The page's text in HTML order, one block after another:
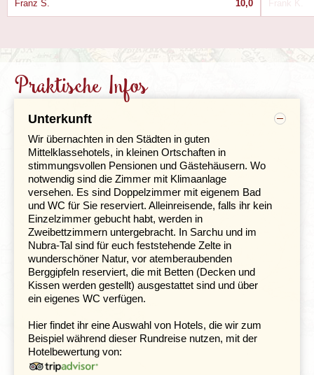
Sehenswert sind u.a. auch das buddhistische Kloster
und die etwas tiefer gelegene Bibliothek sowie das
Tushita-Meditationszentrum. Aber auch die etwas am
Stadtrand in einem Wäldchen gelegene Kolonialkirche
St. John in the Wilderness
1.980 m. Die zahlreichen tibetischen Restaurants laden
zum Verweilen ein, zumal es von hier aus viele
Ausflugsmöglichkeiten in die Bergwelt gibt.
Franz S. 10,0 Frank K.
Praktische Infos
Unterkunft
Wir übernachten in den Städten in guten
Mittelklassehotels, in kleinen Ortschaften in
stimmungsvollen Pensionen und Gästehäusern. Wo
notwendig sind die Zimmer mit Klimaanlage
versehen. Es sind Doppelzimmer mit eigenem Bad
und WC für Sie reserviert. Alleinreisende, falls ihr kein
Einzelzimmer gebucht habt, werden in
Zweibettzimmern untergebracht. In Sarchu und im
Nubra-Tal sind für euch feststehende Zelte in
wunderschöner Natur, vor atemberaubenden
Berggipfeln reserviert, die mit Betten (Decken und
Kissen werden gestellt) ausgestattet sind und über
ein eigenes WC verfügen.
Hier findet ihr eine Auswahl von Hotels, die wir zum
Beispiel während dieser Rundreise nutzen, mit der
Hotelbewertung von: